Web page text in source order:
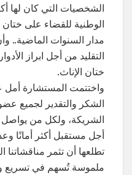
الشخصيات التي كان لها
الوطنية للقضاء على
مدار السنوات الماضية..
التقليد من أجل ابراز
ختان الإناث.
واختتمت المستشارة أمل
الشكر والتقدير لجميع
الشريكة، ولكل من
أجل مستقبل أكثر أمانًا
تطلعها أن تثمر
ملموسة تُسهم في تسريع